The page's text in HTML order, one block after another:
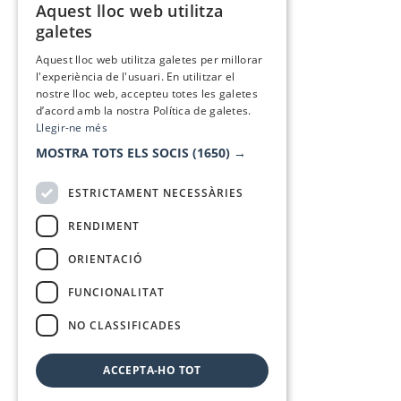
Aquest lloc web utilitza
galetes
Aquest lloc web utilitza galetes per millorar
l'experiència de l'usuari. En utilitzar el
nostre lloc web, accepteu totes les galetes
d’acord amb la nostra Política de galetes.
Llegir-ne més
MOSTRA TOTS ELS SOCIS (1650) →
ESTRICTAMENT NECESSÀRIES
RENDIMENT
ORIENTACIÓ
FUNCIONALITAT
NO CLASSIFICADES
ACCEPTA-HO TOT